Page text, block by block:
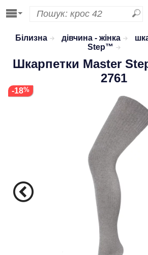
Білизна дівчина - жінка
Step™
Шкарпетки Master
2761
-18